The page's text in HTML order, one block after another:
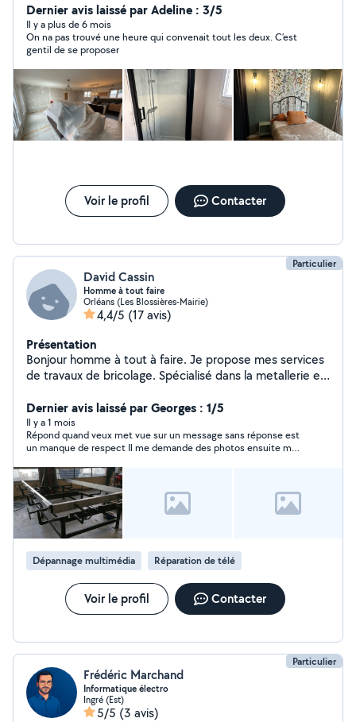
/papier peint -placo/bande/ -bricolage en tout genre -
pose du parquet bois et pvc -dépannage en plomberie
Je suis équipé j'ai tout ce qu'il faut comme outils Si vous
avez besoin de quoi que ce soit ,n'hésitez pas . A très
bientôt.
Dernier avis laissé par Adeline : 3/5
Il y a plus de 6 mois
On na pas trouvé une heure qui convenait tout les deux. C’est
gentil de se proposer
Voir le profil Contacter
Particulier
David Cassin
Homme à tout faire
Orléans (Les Blossières-Mairie)
4,4/5 (17 avis)
Présentation
Bonjour homme à tout à faire. Je propose mes services
de travaux de bricolage. Spécialisé dans la metallerie et
complexe. Travaux mécanique auto aussi. Je trouve
toujours une solution.
Dernier avis laissé par Georges : 1/5
Il y a 1 mois
Répond quand veux met vue sur un message sans réponse est
un manque de respect Il me demande des photos ensuite me
Dépannage multimédia Réparation de télé
Voir le profil Contacter
Particulier
Frédéric Marchand
Informatique électro
Ingré (Est)
5/5 (3 avis)